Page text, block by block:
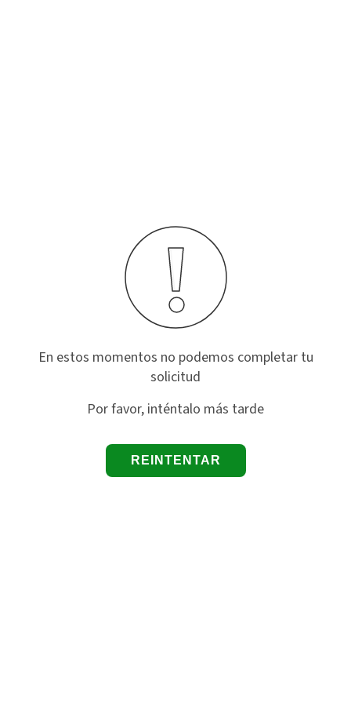
En estos momentos no podemos completar tu
solicitud
Por favor, inténtalo más tarde
REINTENTAR